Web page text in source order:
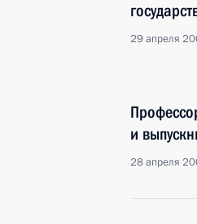
29 апреля
и
28 апреля